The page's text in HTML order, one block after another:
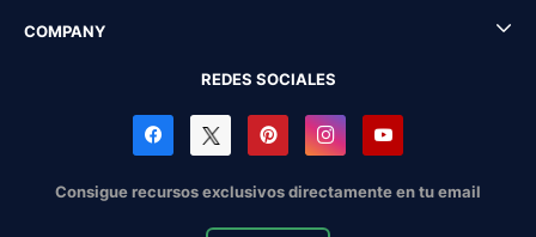
COMPANY
REDES SOCIALES
Consigue recursos exclusivos directamente en tu email